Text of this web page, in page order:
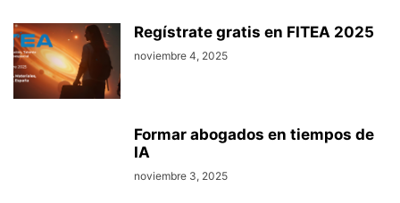
Regístrate gratis en FITEA 2025
noviembre 4, 2025
Formar abogados en tiempos de
IA
noviembre 3, 2025